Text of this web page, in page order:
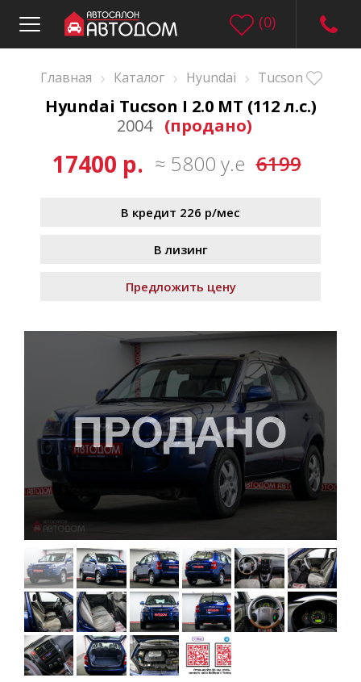
(0)
Главная › Каталог › Hyundai › Tucson
Hyundai Tucson I 2.0 MT (112 л.с.)
2004 (продано)
17400 р. ≈ 5800 у.е 6199
В кредит 226 р/мес
В лизинг
Предложить цену